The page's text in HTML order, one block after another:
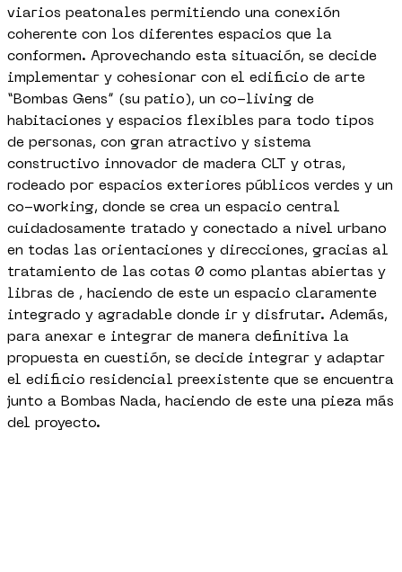
viarios peatonales permitiendo una conexión
coherente con los diferentes espacios que la
conformen. Aprovechando esta situación, se decide
implementar y cohesionar con el edificio de arte
“Bombas Gens” (su patio), un co-living de
habitaciones y espacios flexibles para todo tipos
de personas, con gran atractivo y sistema
constructivo innovador de madera CLT y otras,
rodeado por espacios exteriores públicos verdes y un
co-working, donde se crea un espacio central
cuidadosamente tratado y conectado a nivel urbano
en todas las orientaciones y direcciones, gracias al
tratamiento de las cotas 0 como plantas abiertas y
libras de , haciendo de este un espacio claramente
integrado y agradable donde ir y disfrutar. Además,
para anexar e integrar de manera definitiva la
propuesta en cuestión, se decide integrar y adaptar
el edificio residencial preexistente que se encuentra
junto a Bombas Nada, haciendo de este una pieza más
del proyecto.